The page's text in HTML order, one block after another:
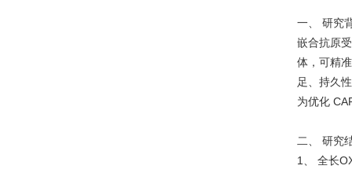
一、 研究
嵌合抗原
体，可精
足、持久
为优化
二、 研究
1、 全长